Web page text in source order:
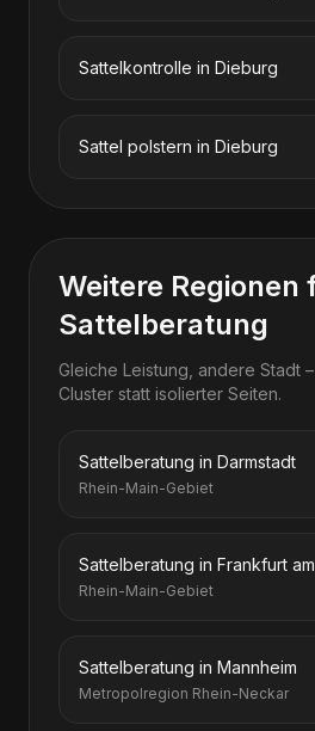
Sattelkontrolle in Dieburg
Sattel polstern in Dieburg
Weitere Regionen
Sattelberatung
Gleiche Leistung, andere Stadt
Cluster statt isolierter Seiten.
Sattelberatung in Darmstadt
Rhein-Main-Gebiet
Sattelberatung in Frankfurt
Rhein-Main-Gebiet
Sattelberatung in Mannheim
Metropolregion Rhein-Neckar